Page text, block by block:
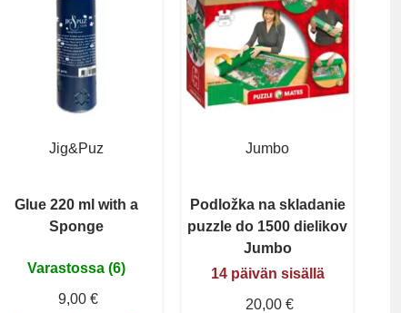
Jig&Puz
Glue 220 ml with a
Sponge
Varastossa (6)
9,00 €
Jumbo
Podložka na skladanie
puzzle do 1500 dielikov
Jumbo
14 päivän sisällä
20,00 €